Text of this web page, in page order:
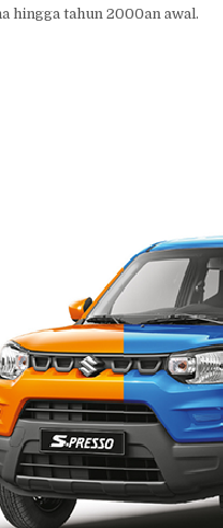
hingga tahun 2000an awal.